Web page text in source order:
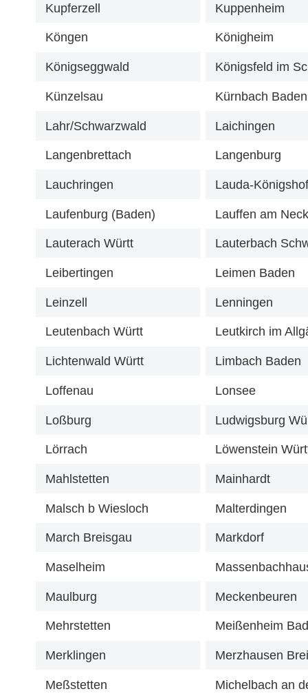
Kupferzell Kuppenheim
Köngen Königheim
Königseggwald
Künzelsau Kürnbach Baden
Lahr/Schwarzwald Laichingen
Langenbrettach Langenburg
Lauchringen Lauda-
Laufenburg (Baden) Lauffen am
Lauterach Württ Lauterbach
Leibertingen Leimen Baden
Leinzell Lenningen
Leutenbach Württ Leutkirch im
Lichtenwald Württ Limbach Baden
Loffenau Lonsee
Loßburg Ludwigsburg
Lörrach Löwenstein
Mahlstetten Mainhardt
Malsch b Wiesloch Malterdingen
March Breisgau Markdorf
Maselheim
Maulburg Meckenbeuren
Mehrstetten Meißenheim
Merklingen Merzhausen
Meßstetten Michelbach an